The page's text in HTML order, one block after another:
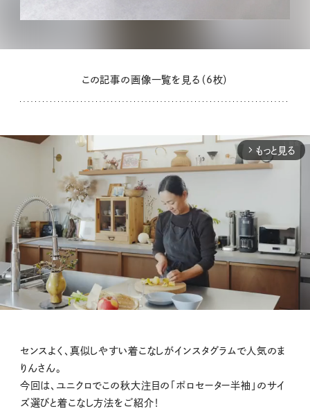
この記事の画像一覧を見る（6枚）
arrow_forward_ios もっと見る
M
e
センスよく、真似しやすい着こなしがインスタグラムで人気のま
りんさん。
今回は、ユニクロでこの秋大注目の「ポロセーター半袖」のサイ
ズ選びと着こなし方法をご紹介！